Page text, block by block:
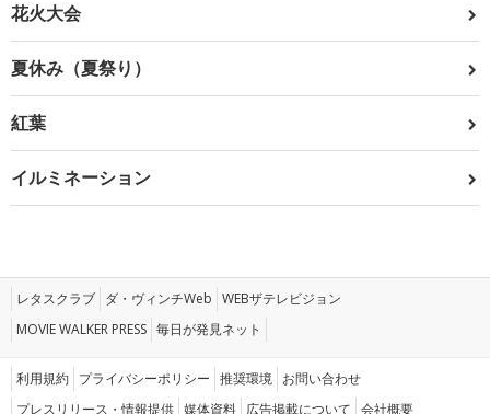
花火大会
夏休み（夏祭り）
紅葉
イルミネーション
レタスクラブ ダ・ヴィンチWeb WEBザテレビジョン
MOVIE WALKER PRESS 毎日が発見ネット
利用規約 プライバシーポリシー 推奨環境 お問い合わせ
プレスリリース・情報提供 媒体資料 広告掲載について 会社概要